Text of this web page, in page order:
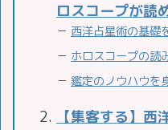
ロスコープが読
－ 西洋占星術の基礎
－ ホロスコープの読
－ 鑑定のノウハウを
【集客する】